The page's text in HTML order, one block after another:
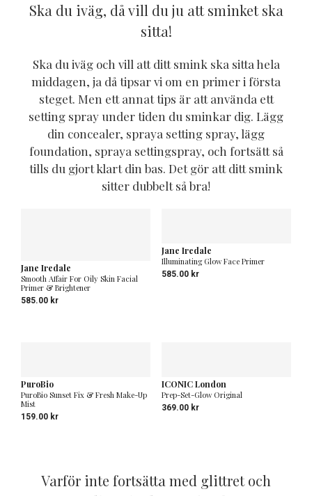
Ska du iväg, då vill du ju att sminket ska
sitta!
Ska du iväg och vill att ditt smink ska sitta hela
middagen, ja då tipsar vi om en primer i första
steget. Men ett annat tips är att använda ett
setting spray under tiden du sminkar dig. Lägg
din concealer, spraya setting spray, lägg
foundation, spraya settingspray, och fortsätt så
tills du gjort klart din bas. Det gör att ditt smink
sitter dubbelt så bra!
Jane Iredale
Smooth Affair For Oily Skin Facial
Primer & Brightener
585.00 kr
Jane Iredale
Illuminating Glow Face Primer
585.00 kr
PuroBio
PuroBio Sunset Fix & Fresh Make-Up
Mist
159.00 kr
ICONIC London
Prep-Set-Glow Original
369.00 kr
Varför inte fortsätta med glittret och